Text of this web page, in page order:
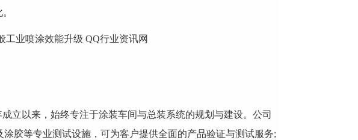
以来，始终专注于涂装车间与总装系统的规划与建设。公司
胶等专业测试设施，可为客户提供全面的产品验证与测试服务;